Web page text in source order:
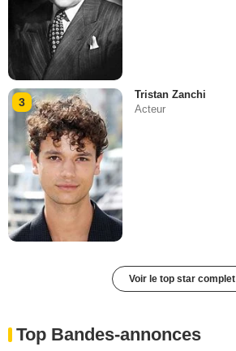
3
Tristan Zanchi
Acteur
Voir le top star complet
Top Bandes-annonces